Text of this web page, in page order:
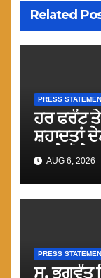
Related
PRESS
ਹਰ ਫਰੰਟ
ਸ਼ਹਾਦਤਾਂ
ਹਮਲੇ ਹੋਣੇ
AUG 6, 2026
PRESS
ਸ. ਭਗਵੰਤ